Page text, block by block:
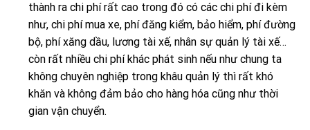
thành ra chi phí rất cao trong đó có các chi phí đi kèm
như, chi phí mua xe, phí đăng kiểm, bảo hiểm, phí đường
bộ, phí xăng dầu, lương tài xế, nhân sự quản lý tài xế…
còn rất nhiều chi phí khác phát sinh nếu như chung ta
không chuyên nghiệp trong khâu quản lý thì rất khó
khăn và không đảm bảo cho hàng hóa cũng như thời
gian vận chuyển.